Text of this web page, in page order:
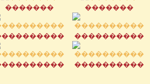
������� �������
����������
����������